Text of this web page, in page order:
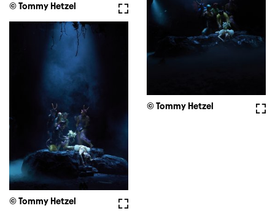
Fullscreen
© Tommy Hetzel
© Tommy Hetzel
Fullscreen
© Tommy Hetzel